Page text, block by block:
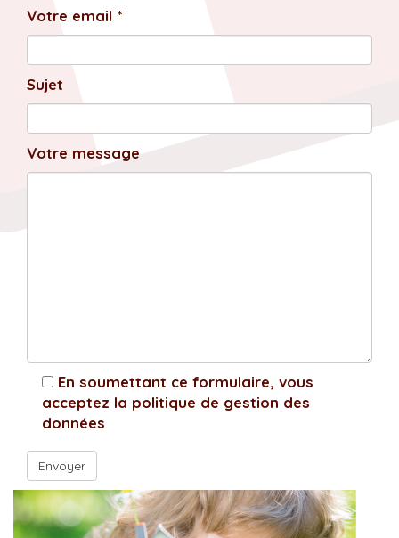
Votre email *
Sujet
Votre message
En soumettant ce formulaire, vous
acceptez la politique de gestion des
données